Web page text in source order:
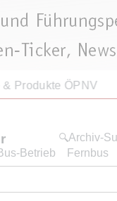
Produkte ÖPNV
Archiv-
Betrieb Fernbus